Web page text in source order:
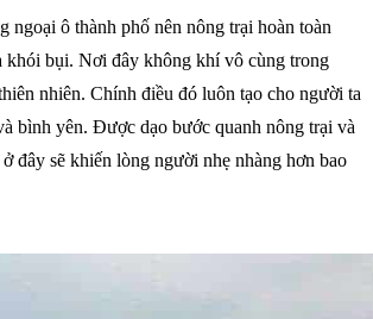
ngoại ô thành phố nên nông trại hoàn toàn
khói bụi. Nơi đây không khí vô cùng trong
nhiên. Chính điều đó luôn tạo cho người ta
bình yên. Được dạo bước quanh nông trại và
đây sẽ khiến lòng người nhẹ nhàng hơn bao